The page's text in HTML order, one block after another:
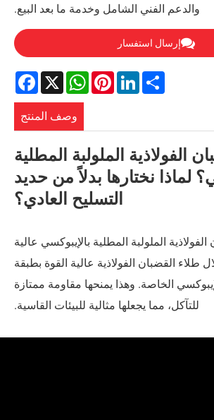
وخدمة ما بعد البيع.
Facebook X
WhatsAppPinterest
المطلية
بدلاً من حديد
التسليح العادي؟
بالإيبوكسي عالية
عالية القوة بطبقة
مقاومة ممتازة
مثالية للبيئات القاسية.